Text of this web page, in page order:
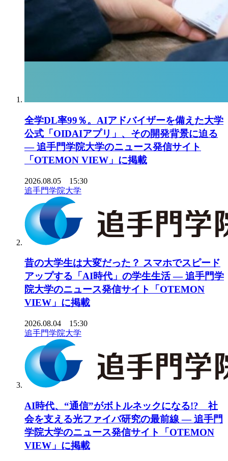
全学DL率99％。AIアドバイザーを備えた大学
公式「OIDAIアプリ」、その開発背景に迫る
― 追手門学院大学のニュース発信サイト
「OTEMON VIEW」に掲載
2026.08.05 15:30
追手門学院大学
昔の大学生は大変だった？ スマホでスピード
アップする「AI時代」の学生生活 ― 追手門学
院大学のニュース発信サイト「OTEMON
VIEW」に掲載
2026.08.04 15:30
追手門学院大学
AI時代、“通信”がボトルネックになる!? 社
会を支える光ファイバ研究の最前線 ― 追手門
学院大学のニュース発信サイト「OTEMON
VIEW」に掲載